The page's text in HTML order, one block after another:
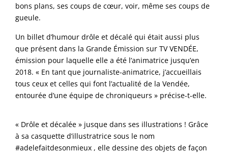
bons plans, ses coups de cœur, voir, même ses coups de
gueule.
Un billet d’humour drôle et décalé qui était aussi plus
que présent dans la Grande Émission sur TV VENDÉE,
émission pour laquelle elle a été l’animatrice jusqu’en
2018. « En tant que journaliste-animatrice, j’accueillais
tous ceux et celles qui font l’actualité de la Vendée,
entourée d’une équipe de chroniqueurs » précise-t-elle.
« Drôle et décalée » jusque dans ses illustrations ! Grâce
à sa casquette d’illustratrice sous le nom
#adelefaitdesonmieux , elle dessine des objets de façon